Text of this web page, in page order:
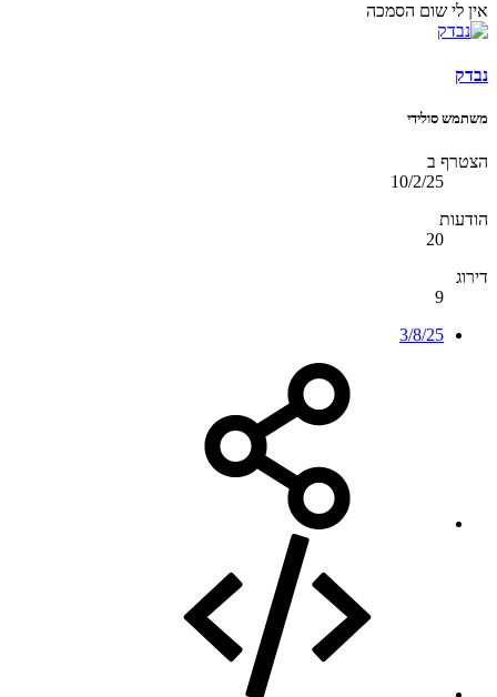
אין לי שום הסמכה
נבדק
משתמש סולידי
הצטרף ב
10/2/25
הודעות
20
דירוג
9
3/8/25